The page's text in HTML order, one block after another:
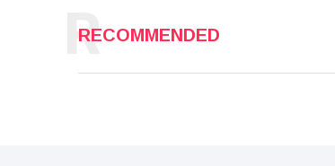
RECOMMENDED
R